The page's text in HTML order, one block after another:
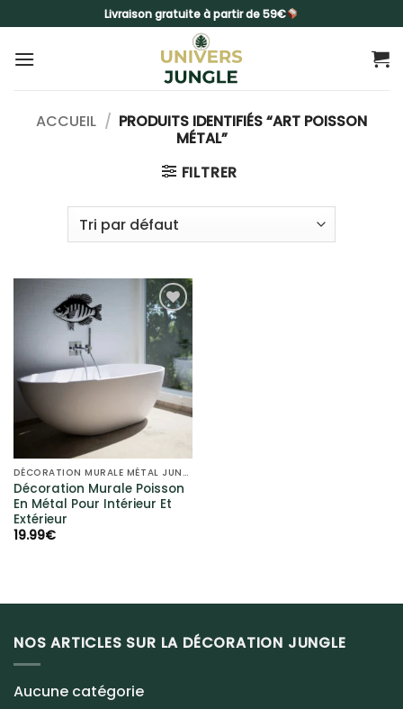
au
contenu
Livraison gratuite à partir de 59€
ACCUEIL / PRODUITS IDENTIFIÉS “ART POISSON
MÉTAL”
FILTRER
Ajouter
à la liste
d’envies
DÉCORATION MURALE MÉTAL JUNGLE
Décoration Murale Poisson
En Métal Pour Intérieur Et
Extérieur
19.99€
NOS ARTICLES SUR LA DÉCORATION JUNGLE
Aucune catégorie